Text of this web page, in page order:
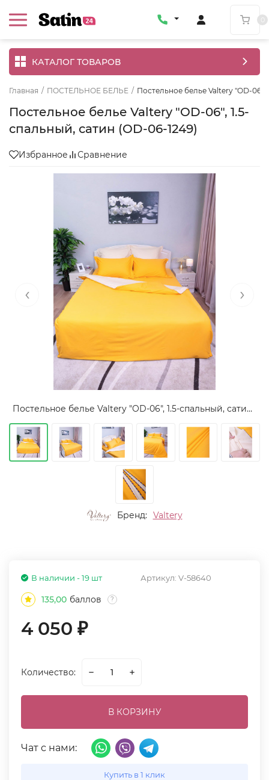
КАТАЛОГ ТОВАРОВ
Главная / ПОСТЕЛЬНОЕ БЕЛЬЕ / Постельное белье Valtery "OD-06",
Постельное белье Valtery "OD-06", 1.5-
спальный, сатин (OD-06-1249)
Избранное Сравнение
Постельное белье Valtery "OD-06", 1.5-спальный, сатин (OD-06-1249)
‹ ›
Бренд: Valtery
Артикул: V-58640
В наличии - 19 шт
135,00 баллов ?
4 050 ₽
Количество:
В КОРЗИНУ
Чат с нами:
Купить в 1 клик